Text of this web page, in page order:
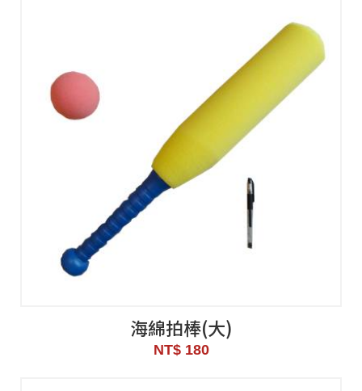
海綿拍棒(大)
NT$ 180